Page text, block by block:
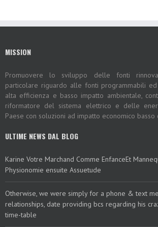
MISSION
Promuovere lo sviluppo delle fonti
particolare riguardo alle fonti programmabili
alta efficienza e basso impatto ambientale,
riformatore del sistema elettrico e delle
Paese con soluzioni ad impatto economico basso
ULTIME NEWS DAL BLOG
Karine Votre Marchand Comme EnfanceEt
Physionomie ensuite Assuetude
Otherwise, we were simply for a phone & text
relationships, date providing bcs regarding his
time-table